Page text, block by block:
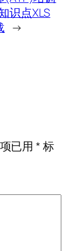
识点XLS
→
已用*标